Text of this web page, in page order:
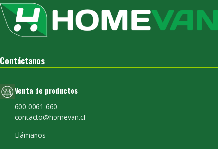
Contáctanos
Venta de productos
600 0061 660
contacto@homevan.cl
Llámanos